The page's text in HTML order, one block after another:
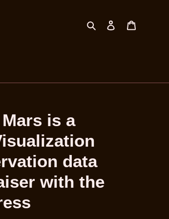
Suchen Einloggen
is a
data
with the